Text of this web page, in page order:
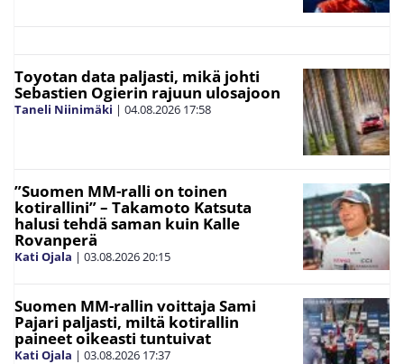
Toyotan data paljasti, mikä johti
Sebastien Ogierin rajuun ulosajoon
Taneli Niinimäki | 04.08.2026 17:58
”Suomen MM-ralli on toinen
kotirallini” – Takamoto Katsuta
halusi tehdä saman kuin Kalle
Rovanperä
Kati Ojala | 03.08.202620:15
Suomen MM-rallin voittaja Sami
Pajari paljasti, miltä kotirallin
paineet oikeasti tuntuivat
Kati Ojala | 03.08.2026 17:37